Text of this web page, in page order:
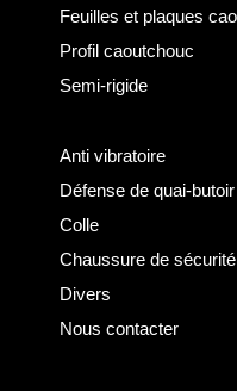
Feuilles et plaques
Profil caoutchouc
Semi-rigide
Anti vibratoire
Défense de quai-butoir
Colle
Chaussure de sécurité
Divers
Nous contacter